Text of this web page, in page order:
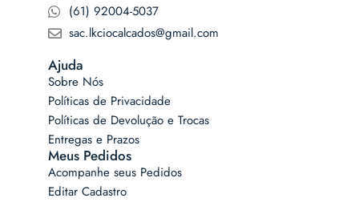
(61) 92004-5037
sac.lkciocalcados@gmail.com
Ajuda
Sobre Nós
Políticas de Privacidade
Políticas de Devolução e Trocas
Entregas e Prazos
Meus Pedidos
Acompanhe seus Pedidos
Editar Cadastro